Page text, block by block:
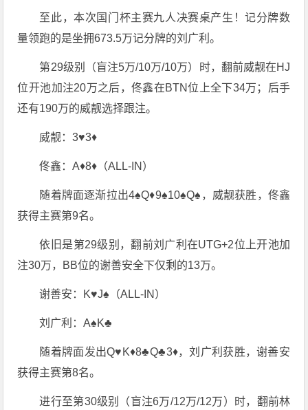
至此，本次国门杯主赛九人决赛桌产生！记分牌数
量领跑的是坐拥673.5万记分牌的刘广利。
第29级别（盲注5万/10万/10万）时，翻前威靓在HJ
位开池加注20万之后，佟鑫在BTN位上全下34万；后手
还有190万的威靓选择跟注。
威靓：3♥️3♦️
佟鑫：A♦️8♦️（ALL-IN）
随着牌面逐渐拉出4♠️Q♦️9♠️10♠️Q♠️，威靓获胜，佟鑫
获得主赛第9名。
依旧是第29级别，翻前刘广利在UTG+2位上开池加
注30万，BB位的谢善安全下仅剩的13万。
谢善安：K♥️J♠️（ALL-IN）
刘广利：A♠️K♣️
随着牌面发出Q♥️K♦️8♣️Q♣️3♦️，刘广利获胜，谢善安
获得主赛第8名。
进行至第30级别（盲注6万/12万/12万）时，翻前林